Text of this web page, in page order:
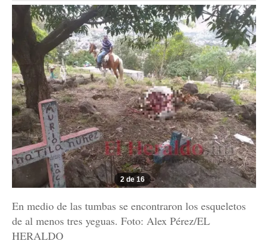
2 de 16
En medio de las tumbas se encontraron los esqueletos
de al menos tres yeguas. Foto: Alex Pérez/EL
HERALDO